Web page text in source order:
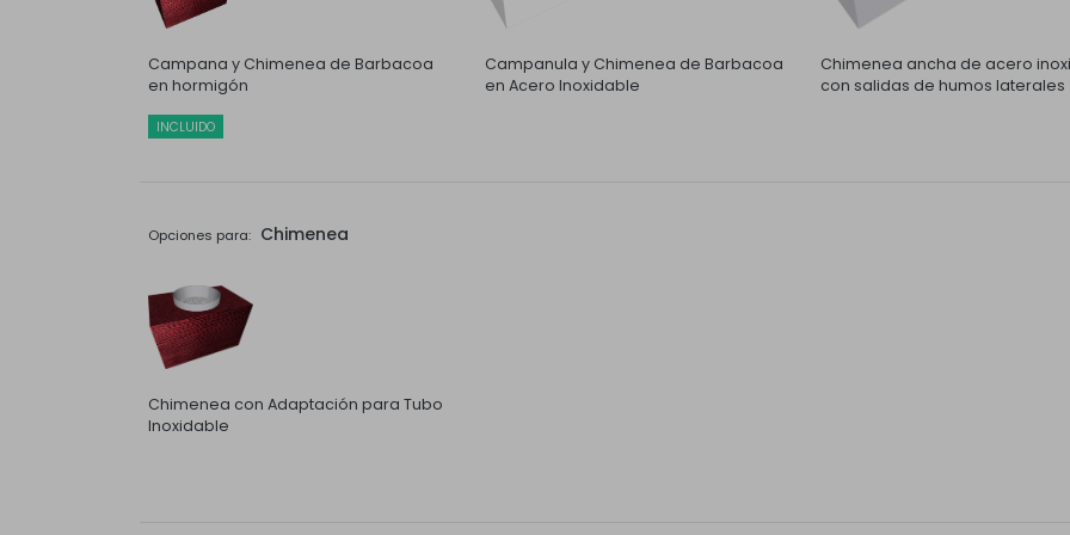
Campana y Chimenea de Barbacoa
en hormigón
INCLUIDO
Campanula y Chimenea de Barbacoa
en Acero Inoxidable
Chimenea ancha de acero
con salidas de humos laterales
Opciones para: Chimenea
Chimenea con Adaptación para Tubo
Inoxidable